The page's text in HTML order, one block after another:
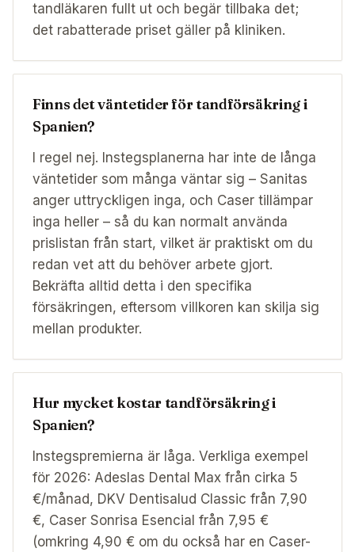
tandläkaren fullt ut och begär tillbaka det;
det rabatterade priset gäller på kliniken.
Finns det väntetider för tandförsäkring i
Spanien?
I regel nej. Instegsplanerna har inte de långa
väntetider som många väntar sig – Sanitas
anger uttryckligen inga, och Caser tillämpar
inga heller – så du kan normalt använda
prislistan från start, vilket är praktiskt om du
redan vet att du behöver arbete gjort.
Bekräfta alltid detta i den specifika
försäkringen, eftersom villkoren kan skilja sig
mellan produkter.
Hur mycket kostar tandförsäkring i
Spanien?
Instegspremierna är låga. Verkliga exempel
för 2026: Adeslas Dental Max från cirka 5
€/månad, DKV Dentisalud Classic från 7,90
€, Caser Sonrisa Esencial från 7,95 €
(omkring 4,90 € om du också har en Caser-